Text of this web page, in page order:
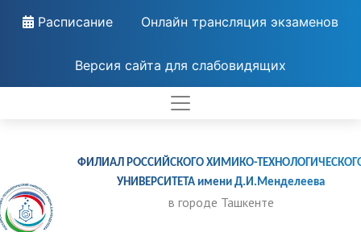
Расписание Онлайн трансляция экзаменов
Версия сайта для слабовидящих
ФИЛИАЛ РОССИЙСКОГО ХИМИКО-
УНИВЕРСИТЕТА имени Д.И.Менделеева
в городе Ташкенте